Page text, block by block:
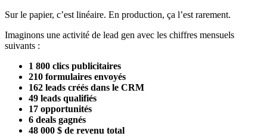
Sur le papier, c’est linéaire. En production, ça l’est rarement.
Imaginons une activité de lead gen avec les chiffres mensuels
suivants :
1 800 clics publicitaires
210 formulaires envoyés
162 leads créés dans le CRM
49 leads qualifiés
17 opportunités
6 deals gagnés
48 000 $ de revenu total